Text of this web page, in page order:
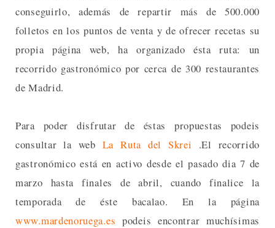
conseguirlo, además de repartir más de 500.000
folletos en los puntos de venta y de ofrecer recetas su
propia página web, ha organizado ésta ruta: un
recorrido gastronómico por cerca de 300 restaurantes
de Madrid.
Para poder disfrutar de éstas propuestas podeis
consultar la web La Ruta del Skrei .El recorrido
gastronómico está en activo desde el pasado dia 7 de
marzo hasta finales de abril, cuando finalice la
temporada de éste bacalao. En la página
www.mardenoruega.es podeis encontrar muchísimas